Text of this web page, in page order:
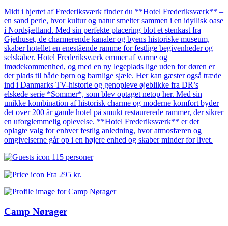
Midt i hjertet af Frederiksværk finder du **Hotel Frederiksværk** –
en sand perle, hvor kultur og natur smelter sammen i en idyllisk oase
i Nordsjælland. Med sin perfekte placering blot et stenkast fra
Gjethuset, de charmerende kanaler og byens historiske museum,
skaber hotellet en enestående ramme for festlige begivenheder og
selskaber. Hotel Frederiksværk emmer af varme og
imødekommenhed, og med en ny legeplads lige uden for døren er
der plads til både børn og barnlige sjæle. Her kan gæster også træde
ind i Danmarks TV-historie og genopleve øjeblikke fra DR’s
elskede serie *Sommer*, som blev optaget netop her. Med sin
unikke kombination af historisk charme og moderne komfort byder
det over 200 år gamle hotel på smukt restaurerede rammer, der sikrer
en uforglemmelig oplevelse. **Hotel Frederiksværk** er det
oplagte valg for enhver festlig anledning, hvor atmosfæren og
omgivelserne går op i en højere enhed og skaber minder for livet.
115 personer
Fra 295 kr.
Camp Nørager